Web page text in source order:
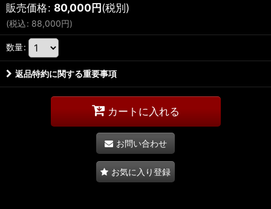
販売価格: 80,000円(税別)
(税込: 88,000円)
数量:
返品特約に関する重要事項
カートに入れる
お問い合わせ
お気に入り登録